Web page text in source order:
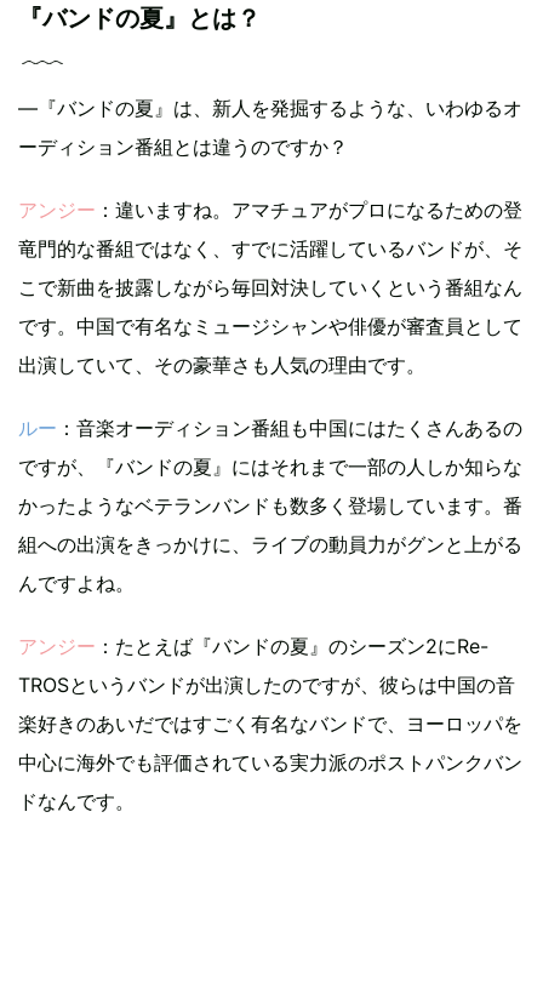
『バンドの夏』とは？
―『バンドの夏』は、新人を発掘するような、いわゆるオ
ーディション番組とは違うのですか？
アンジー ：違いますね。アマチュアがプロになるための登
竜門的な番組ではなく、すでに活躍しているバンドが、そ
こで新曲を披露しながら毎回対決していくという番組なん
です。中国で有名なミュージシャンや俳優が審査員として
出演していて、その豪華さも人気の理由です。
ルー ：音楽オーディション番組も中国にはたくさんあるの
ですが、『バンドの夏』にはそれまで一部の人しか知らな
かったようなベテランバンドも数多く登場しています。番
組への出演をきっかけに、ライブの動員力がグンと上がる
んですよね。
アンジー ：たとえば『バンドの夏』のシーズン2にRe-
TROSというバンドが出演したのですが、彼らは中国の音
楽好きのあいだではすごく有名なバンドで、ヨーロッパを
中心に海外でも評価されている実力派のポストパンクバン
ドなんです。